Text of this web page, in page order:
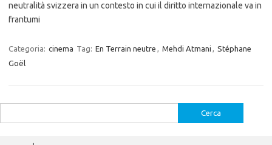
neutralità svizzera in un contesto in cui il diritto internazionale va in
frantumi
Categoria: cinema Tag: En Terrain neutre , Mehdi Atmani , Stéphane
Goël
per: